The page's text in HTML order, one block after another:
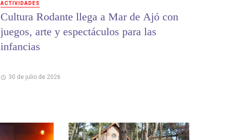
ACTIVIDADES
Cultura Rodante llega a Mar de Ajó con
juegos, arte y espectáculos para las
infancias
30 de julio de 2026